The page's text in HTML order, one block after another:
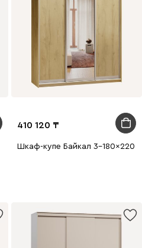
2 зеркала
410 120
Шкаф-купе Байкал 3-180x220